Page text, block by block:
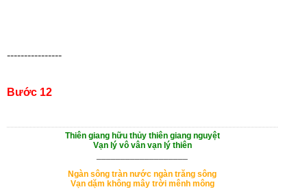
----------------
Bước 12
Thiên giang hữu thủy thiên giang nguyệt
Vạn lý vô vân vạn lý thiên
Ngàn sông tràn nước ngàn trăng sông
Vạn dặm không mây trời mênh mông